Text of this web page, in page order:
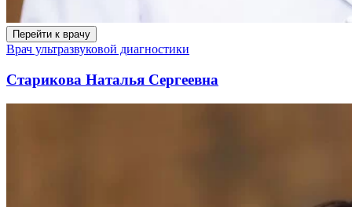
Перейти к врачу
Врач ультразвуковой диагностики
Старикова Наталья Сергеевна